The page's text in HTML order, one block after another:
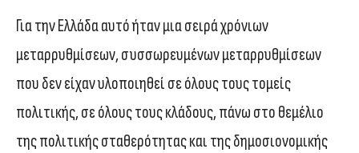
Για την Ελλάδα αυτό ήταν μια σειρά χρόνιων
μεταρρυθμίσεων, συσσωρευμένων μεταρρυθμίσεων
που δεν είχαν υλοποιηθεί σε όλους τους τομείς
πολιτικής, σε όλους τους κλάδους, πάνω στο θεμέλιο
της πολιτικής σταθερότητας και της δημοσιονομικής